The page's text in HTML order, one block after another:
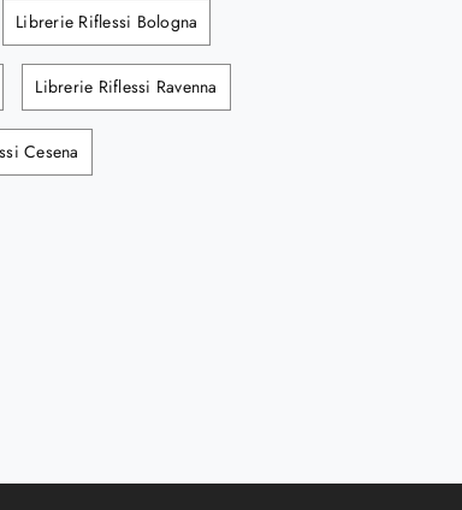
Librerie Riflessi Bologna
Librerie Riflessi Ravenna
Cesena